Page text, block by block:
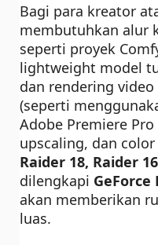
Bagi para kreator
membutuhkan alur
seperti proyek
lightweight model
dan rendering
(seperti
Adobe Premiere
upscaling, dan
Raider 18, Raider 16
dilengkapi GeForce
akan memberikan
luas.